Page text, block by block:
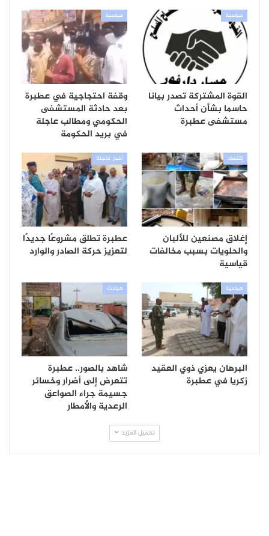
سياسية
القوة المشتركة تصدر بيانا
حاسما بشأن أحداث
مستشفى عطبرة
سياسية
وقفة احتجاجية في عطبرة
بعد حادثة المستشفى
الحكومي ومطالب عاجلة
في بريد الحكومة
إقتصاد
إغلاق مصنعين للألبان
والحلويات بسبب مخالفات
قياسية
أخبار عاجلة
عطبرة تطلق مشروعًا جديدًا
لتعزيز حركة الصادر والوارد
سياسية
البرهان يعزي ذوي العقيد
زكريا في عطبرة
حوادث
شاهد بالصور.. عطبرة
تتعرض إلى أضرار وخسائر
جسيمة جراء الصواعق
الرعدية والأمطار
تحميل المزيد